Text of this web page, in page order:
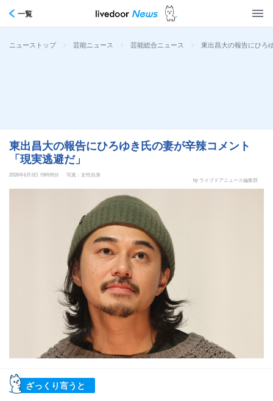
一覧
ニューストップ > 芸能ニュース > 芸能総合ニュース > 東出昌大の報告にひろ
東出昌大の報告にひろゆき氏の妻が辛辣コメント
「現実逃避だ」
2026年6月3日 15時55分
写真：女性自身
by ライブドアニュース編集部
ざっくり言うと